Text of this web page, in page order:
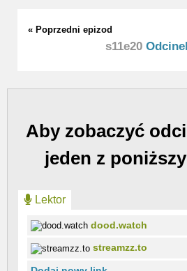
« Poprzedni epizod
s11e20
Aby zobaczyć
jeden z
Lektor
dood.watch
streamzz.to